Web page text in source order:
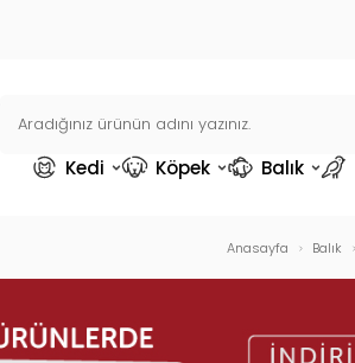
Kedi Köpek Balık
Anasayfa Balık